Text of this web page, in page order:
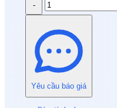
-
Yêu cầu báo giá